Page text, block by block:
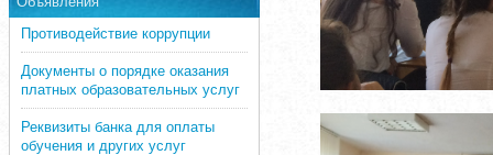
Противодействие коррупции
Документы о порядке оказания
платных образовательных услуг
Реквизиты банка для оплаты
обучения и других услуг